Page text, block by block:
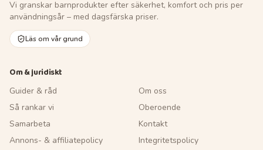
Vi granskar barnprodukter efter säkerhet, komfort och pris per
användningsår – med dagsfärska priser.
Läs om vår grund
Om & juridiskt
Guider & råd
Om oss
Så rankar vi
Oberoende
Samarbeta
Kontakt
Annons- & affiliatepolicy
Integritetspolicy